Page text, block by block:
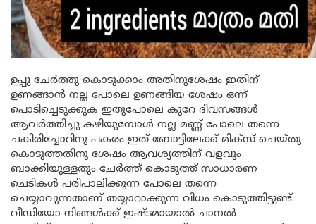
ഉപ്പു ചേർത്തു കൊടുക്കാം അതിനുശേഷം ഇതിന്
ഉണങ്ങാൻ നല്ല പോലെ ഉണങ്ങിയ ശേഷം ഒന്ന്
പൊടിച്ചെടുക്കുക ഇതുപോലെ കുറേ ദിവസങ്ങൾ
ആവർത്തിച്ചു കഴിയുമ്പോൾ നല്ല മണ്ണ് പോലെ തന്നെ
ചകിരിച്ചോറിനു പകരം ഇത് ബോട്ടിലേക്ക് മിക്സ് ചെയ്തു
കൊടുത്തതിനു ശേഷം ആവശ്യത്തിന് വളവും
ബാക്കിയുള്ളതും ചേർത്ത് കൊടുത്ത് സാധാരണ
ചെടികൾ പരിപാലിക്കുന്ന പോലെ തന്നെ
ചെയ്യാവുന്നതാണ് തയ്യാറാക്കുന്ന വിധം കൊടുത്തിട്ടുണ്ട്
വീഡിയോ നിങ്ങൾക്ക് ഇഷ്ടമായാൽ ചാനൽ